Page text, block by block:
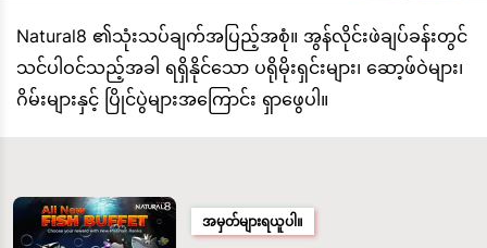
Natural8 ၏သုံးသပ်ချက်အပြည့်အစုံ။ အွန်လိုင်းဖဲချပ်ခန်းတွင်
သင်ပါဝင်သည့်အခါ ရရှိနိုင်သော ပရိုမိုးရှင်းများ၊ ဆော့ဖ်ဝဲများ၊
ဂိမ်းများနှင့် ပြိုင်ပွဲများအကြောင်း ရှာဖွေပါ။
အမှတ်များရယူပါ။